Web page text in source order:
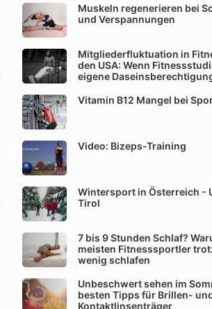
Muskeln regenerieren bei
und Verspannungen
Mitgliederfluktuation in
den USA: Wenn
eigene
Vitamin B12 Mangel bei
Video: Bizeps-Training
Wintersport in Österreich -
Tirol
7 bis 9 Stunden Schlaf?
meisten Fitnesssportler
wenig schlafen
Unbeschwert sehen im
besten Tipps für Brillen-
Kontaktlinsenträger